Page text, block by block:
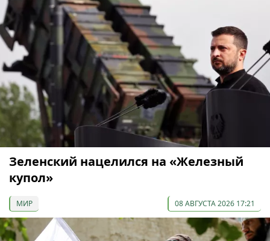
Зеленский нацелился на «Железный
купол»
МИР 08 АВГУСТА 2026 17:21